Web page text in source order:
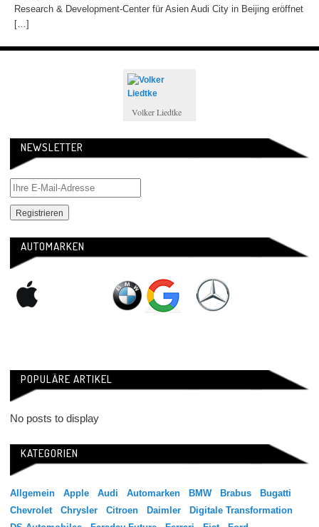
Research & Development-Center für Asien Audi City in Beijing eröffnet
[…]
Volker Liedtke
NEWSLETTER
AUTOMARKEN
POPULÄRE ARTIKEL
No posts to display
KATEGORIEN
Allgemein Apple Audi Automarken BMW Brabus
Bugatti
Chevrolet
Chrysler Citroen Daimler
Digitale Transformation